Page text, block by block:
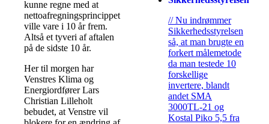
kunne regne med at
nettoafregningsprincippet
ville vare i 10 år frem.
Altså et tyveri af aftalen
på de sidste 10 år.
Her til morgen har
Venstres Klima og
Energiordfører Lars
Christian Lilleholt
bebudet, at Venstre vil
// Nu indrømmer
Sikkerhedsstyrelsen
så, at man brugte en
forkert målemetode
da man testede 10
forskellige
invertere, blandt
andet SMA
3000TL-21 og
Kostal Piko 5,5 fra